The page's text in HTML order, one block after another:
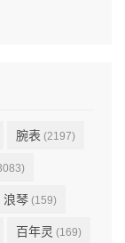
腕表 (2197)
浪琴 (159)
百年灵 (169)